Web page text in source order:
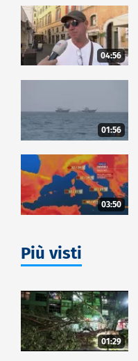
04:56
01:56
03:50
Più visti
01:29